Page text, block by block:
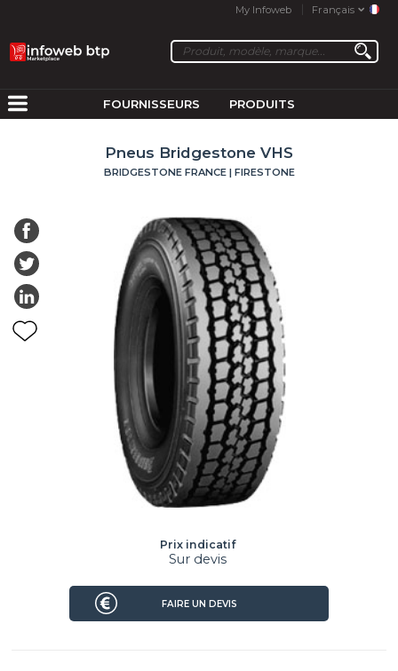
My Infoweb Français
FOURNISSEURS PRODUITS
Pneus Bridgestone VHS
BRIDGESTONE FRANCE | FIRESTONE
Prix indicatif
Sur devis
FAIRE UN DEVIS